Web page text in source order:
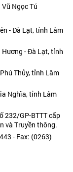
Ngọc Tú
- Đà Lạt, tỉnh Lâm
- Đà Lạt, tỉnh
Thủy, tỉnh Lâm
Nghĩa, tỉnh Lâm
232/GP-BTTT cấp
và Truyền thông.
- Fax: (0263)